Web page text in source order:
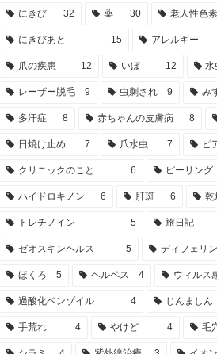
にきび 32 薬 30 老人性色
にきびあと 15 アレルギー
爪の疾患 12 いぼ 12 水
レーザー脱毛 9 虫刺され 9 み
多汗症 8 赤ちゃんの皮膚病 8
日焼け止め 7 爪水虫 7 ピ
クリニックのこと 6 ピーリング
ハイドロキノン 6 肝斑 6 乾
トレチノイン 5 旅日記
ゼオスキンヘルス 5 ディフェリン
ほくろ 5 ヘルペス 4 ウィルス
過酸化ベンゾイル 4 じんましん
手荒れ 4 やけど 4 毛